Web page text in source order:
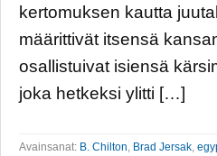
kertomuksen kautta
määrittivät itsensä
osallistuivat isiensä
joka hetkeksi ylitti […]
Avainsanat: B. Chilton Brad Jersak